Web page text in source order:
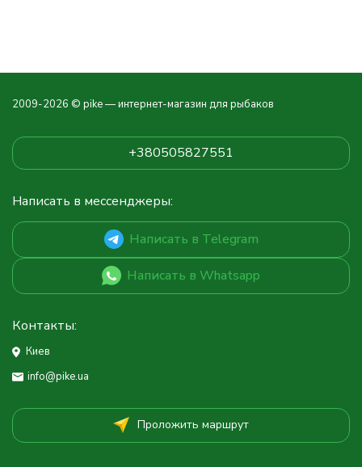
2009-2026 © pike — интернет-магазин для рыбаков
+380505827551
Написать в мессенджеры:
Написать в Telegram
Написать в Whatsapp
Контакты:
Киев
info@pike.ua
Проложить маршрут